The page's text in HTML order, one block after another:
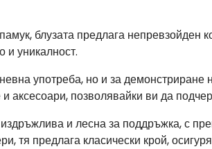
блузата предлага
и уникалност.
употреба, но и за
аксесоари, позволявайки ви да
и лесна за поддръжка, с
тя предлага класически крой,